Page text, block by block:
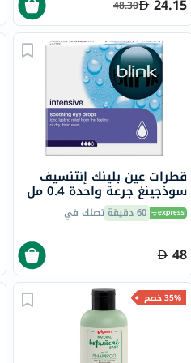
24.15
48.30
قطرات عين بلينك إنتنسيف
سوذجينغ جرعة واحدة 0.4 مل
20 قرص 60 دقيقة تصلك في
48
35% خصم